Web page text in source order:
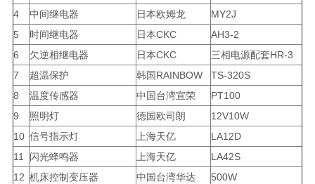
4
中间继电器 日本欧姆龙
MY2J
5
时间继电器 日本CKC
AH3-2
6
欠逆相继电器 日本CKC
三相电源配套HR-3
7
超温保护 韩国RAINBOW
TS-320S
8
温度传感器 中国台湾宣荣
PT100
9
照明灯 德国欧司朗
12V10W
10 信号指示灯 上海天亿
LA12D
11
闪光蜂鸣器 上海天亿
LA42S
12 机床控制变压器 中国台湾华达
500W